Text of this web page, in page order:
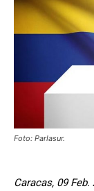
Foto: Parlasur.
Caracas, 09 Feb.